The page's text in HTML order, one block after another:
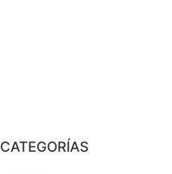
CATEGORÍAS